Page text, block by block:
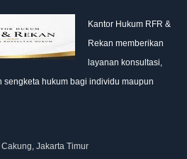
Kantor Hukum RFR &
Rekan memberikan
layanan konsultasi,
hukum bagi individu maupun
Jakarta Timur